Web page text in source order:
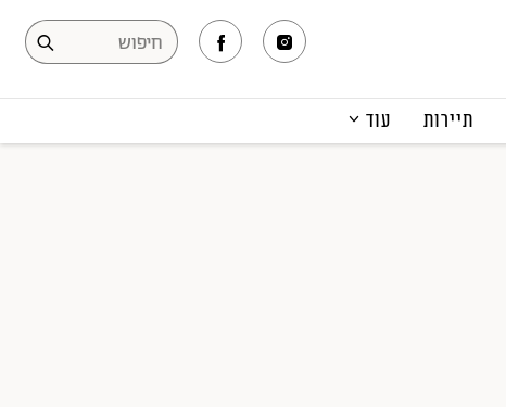
תיירות עוד